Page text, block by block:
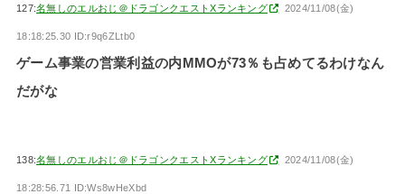
127:名無しのエルおじ＠ドラゴンクエストXランキング 2024/11/08(金)
18:18:25.30 ID:r9q6ZLtb0
ゲーム事業の営業利益の内MMOが73％も占めてるわけなん
だがな
138:名無しのエルおじ＠ドラゴンクエストXランキング 2024/11/08(金)
18:28:56.71 ID:Ws8wHeXbd